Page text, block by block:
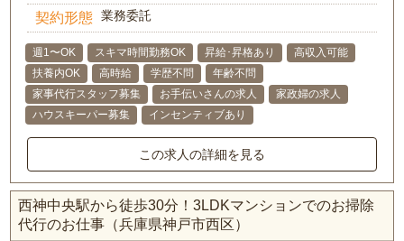
契約形態 業務委託
週1〜OK スキマ時間勤務OK 昇給･昇格あり
高収入可能
扶養内OK
高時給 学歴不問
年齢不問
家事代行スタッフ募集
お手伝いさんの求人
家政婦の求人
ハウスキーパー募集
インセンティブあり
この求人の詳細を見る
西神中央駅から徒歩30分！3LDKマンションでのお掃除
代行のお仕事（兵庫県神戸市西区）